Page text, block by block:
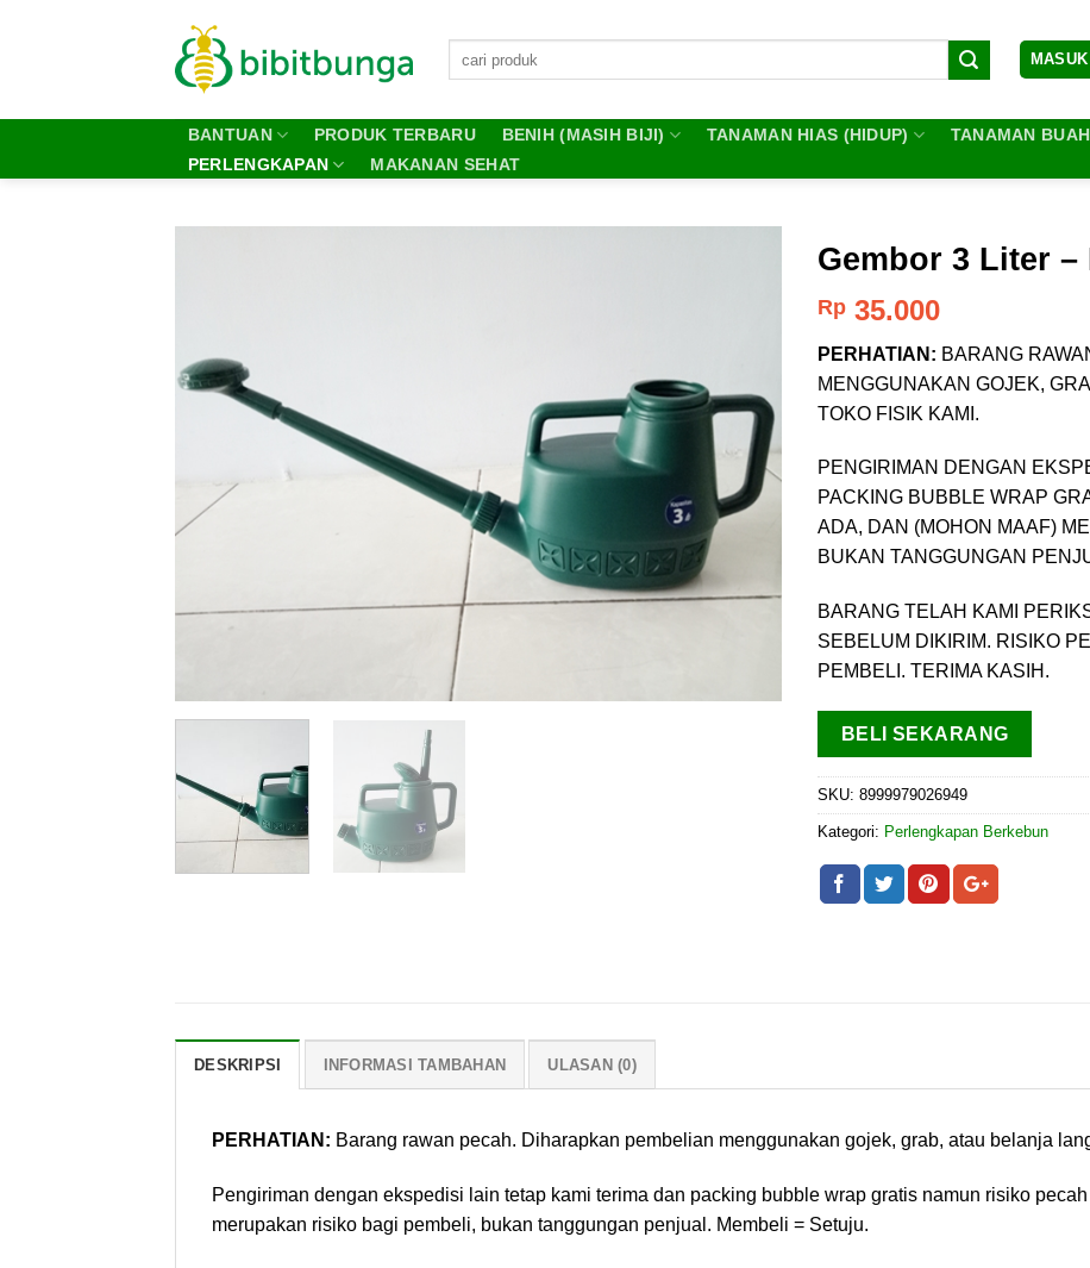
BANTUAN PRODUK TERBARU BENIH (MASIH BIJI) TANAMAN HIAS (HIDUP) TANAMAN
PERLENGKAPAN
MAKANAN SEHAT
Gembor 3 Liter
Rp 35.000
PERHATIAN: BARANG
MENGGUNAKAN GOJEK,
TOKO FISIK KAMI.
PENGIRIMAN DENGAN
PACKING BUBBLE WRAP
ADA, DAN (MOHON MAAF)
BUKAN TANGGUNGAN
BARANG TELAH KAMI
SEBELUM DIKIRIM. RISIKO
PEMBELI. TERIMA KASIH.
BELI SEKARANG
SKU: 8999979026949
Kategori: Perlengkapan Berkebun
DESKRIPSI INFORMASI TAMBAHAN ULASAN (0)
PERHATIAN: Barang rawan pecah. Diharapkan pembelian menggunakan gojek, grab, atau belanja
Pengiriman dengan ekspedisi lain tetap kami terima dan packing bubble wrap gratis namun risiko
merupakan risiko bagi pembeli, bukan tanggungan penjual. Membeli = Setuju.